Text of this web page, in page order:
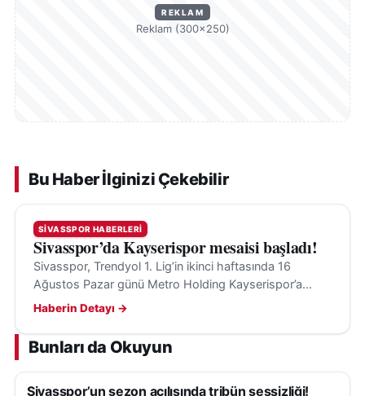
REKLAM
Reklam (300×250)
Bu Haber İlginizi Çekebilir
SIVASSPOR HABERLERI
Sivasspor’da Kayserispor mesaisi başladı!
Sivasspor, Trendyol 1. Lig’in ikinci haftasında 16
Ağustos Pazar günü Metro Holding Kayserispor’a
konuk olacak; hedef ilk galibiyet ve transfer takviyeleri.
Haberin Detayı →
Bunları da Okuyun
SIVASSPOR HABERLERI
Sivasspor’un sezon açılışında tribün sessizliği!